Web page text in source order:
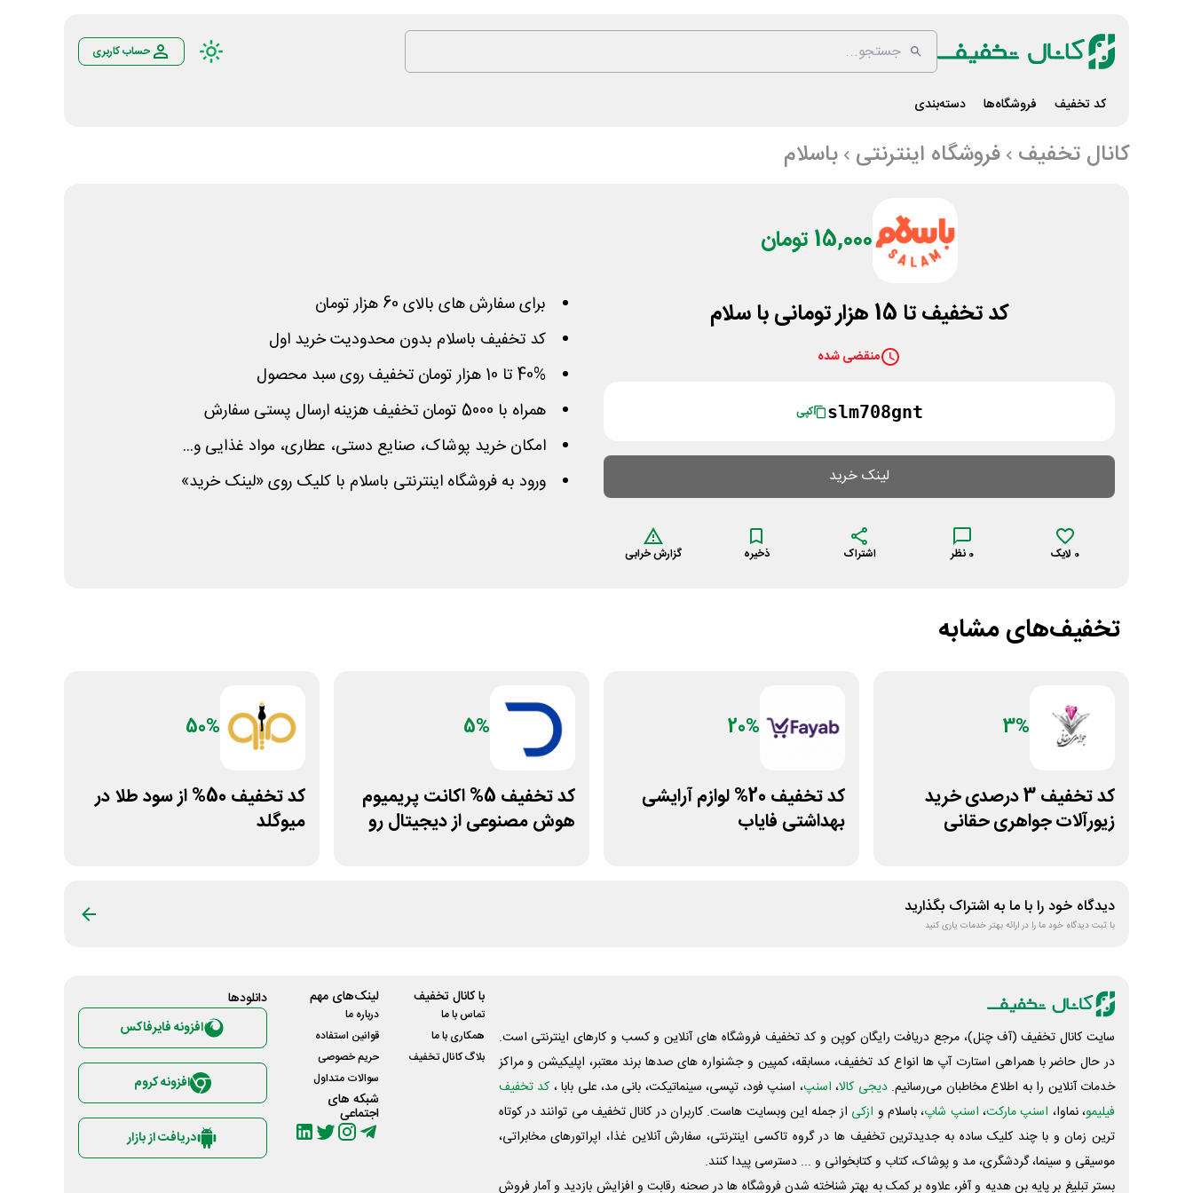
حساب کاربری
کد تخفیف فروشگاه‌ها دسته‌بندی
کانال تخفیف فروشگاه اینترنتی باسلام
15,000 تومان
کد تخفیف تا 15 هزار تومانی با سلام
منقضی شده
slm708gnt کپی
لینک خرید
0 لایک 0 نظر اشتراک ذخیره گزارش خرابی
برای سفارش های بالای 60 هزار تومان
کد تخفیف باسلام بدون محدودیت خرید اول
40% تا 10 هزار تومان تخفیف روی سبد محصول
همراه با 5000 تومان تخفیف هزینه ارسال پستی سفارش
امکان خرید پوشاک، صنایع دستی، عطاری، مواد غذایی و...
ورود به فروشگاه اینترنتی باسلام با کلیک روی «لینک خرید»
تخفیف‌های مشابه
3%
کد تخفیف 3 درصدی خرید
زیورآلات جواهری حقانی
20%
کد تخفیف 20% لوازم آرایشی
بهداشتی فایاب
5%
کد تخفیف 5% اکانت پریمیوم
هوش مصنوعی از دیجیتال رو
50%
کد تخفیف 50% از سود طلا در
میوگلد
دیدگاه خود را با ما به اشتراک بگذارید
با ثبت دیدگاه خود ما را در ارائه بهتر خدمات یاری کنید
سایت کانال تخفیف (آف چنل)، مرجع دریافت رایگان کوپن و کد تخفیف فروشگاه های آنلاین و کسب و‌ کارهای اینترنتی است.
در حال حاضر با همراهی استارت آپ ها انواع کد تخفیف، مسابقه، کمپین و جشنواره های صدها برند معتبر، اپلیکیشن و مراکز
خدمات آنلاین را به اطلاع مخاطبان می‌رسانیم. دیجی کالا، اسنپ، اسنپ فود، تپسی، سینماتیکت، بانی مد، علی‌ بابا ، کد تخفیف
فیلیمو، نماوا، اسنپ مارکت، اسنپ شاپ، باسلام و ازکی از جمله این وبسایت ‌هاست. کاربران در کانال تخفیف می توانند در کوتاه
ترین زمان و با چند کلیک ساده به جدیدترین تخفیف ها در گروه تاکسی اینترنتی، سفارش آنلاین غذا، اپراتورهای مخابراتی،
موسیقی و سینما، گردشگری، مد و پوشاک، کتاب و کتابخوانی و ... دسترسی پیدا کنند.
بستر تبلیغ بر پایه بن هدیه و آفر، علاوه بر کمک به بهتر شناخته شدن فروشگاه ها در صحنه رقابت و افزایش بازدید و آمار فروش
با کانال تخفیف
تماس با ما
همکاری با ما
بلاگ کانال تخفیف
لینک‌های مهم
درباره ما
قوانین استفاده
حریم خصوصی
سوالات متداول
شبکه های
اجتماعی
دانلود‌ها
افزونه فایرفاکس
افزونه کروم
دریافت از بازار